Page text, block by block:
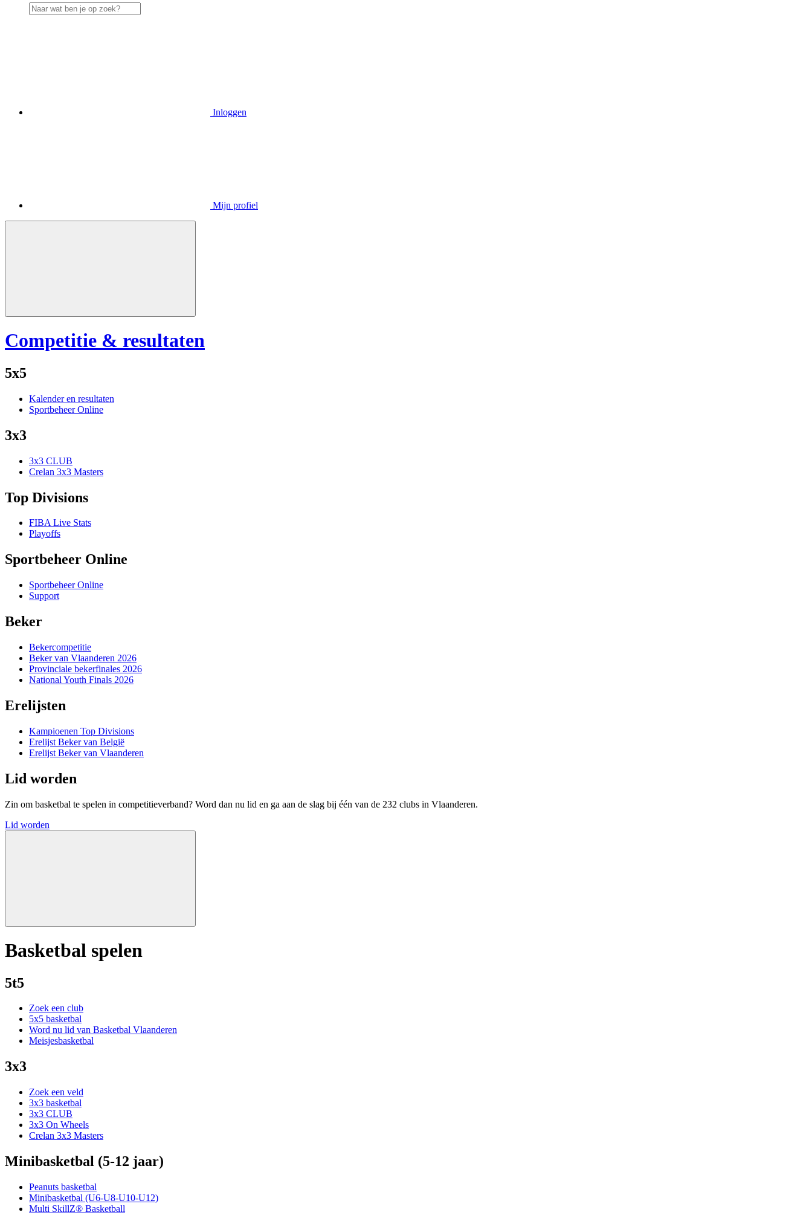
Inloggen
Mijn profiel
Competitie & resultaten
5x5
Kalender en resultaten
Sportbeheer Online
3x3
3x3 CLUB
Crelan 3x3 Masters
Top Divisions
FIBA Live Stats
Playoffs
Sportbeheer Online
Sportbeheer Online
Support
Beker
Bekercompetitie
Beker van Vlaanderen 2026
Provinciale bekerfinales 2026
National Youth Finals 2026
Erelijsten
Kampioenen Top Divisions
Erelijst Beker van België
Erelijst Beker van Vlaanderen
Lid worden
Zin om basketbal te spelen in competitieverband? Word dan nu lid en ga aan de slag bij één van de 232 clubs in Vlaanderen.
Lid worden
Basketbal spelen
5t5
Zoek een club
5x5 basketbal
Word nu lid van Basketbal Vlaanderen
Meisjesbasketbal
3x3
Zoek een veld
3x3 basketbal
3x3 CLUB
3x3 On Wheels
Crelan 3x3 Masters
Minibasketbal (5-12 jaar)
Peanuts basketbal
Minibasketbal (U6-U8-U10-U12)
Multi SkillZ® Basketball